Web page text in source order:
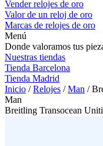
Vender relojes de oro
Valor de un reloj de oro
Marcas de relojes de oro
Menú
Donde valoramos tus
Nuestras tiendas
Tienda Barcelona
Tienda Madrid
Inicio /Relojes /Man /
Man
Breitling Transocean